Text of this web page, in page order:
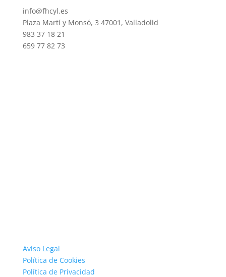
info@fhcyl.es
Plaza Martí y Monsó, 3 47001, Valladolid
983 37 18 21
659 77 82 73
Aviso Legal
Política de Cookies
Política de Privacidad